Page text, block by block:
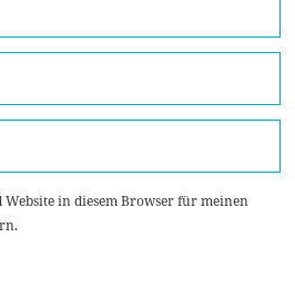
Website in diesem Browser für meinen